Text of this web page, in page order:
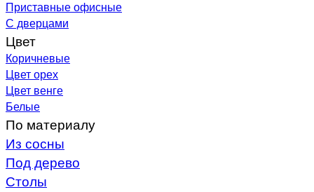
Приставные офисные
С дверцами
Цвет
Коричневые
Цвет орех
Цвет венге
Белые
По материалу
Из сосны
Под дерево
Столы